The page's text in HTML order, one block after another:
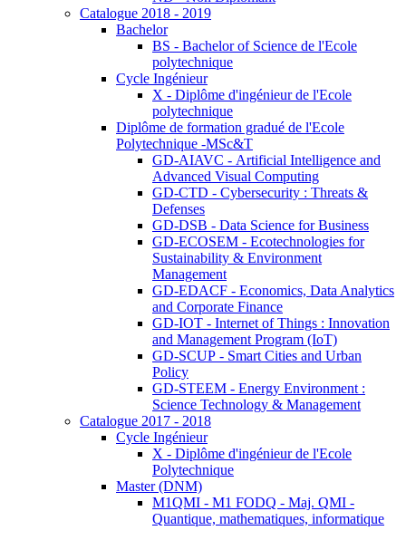
Catalogue 2018 - 2019
Bachelor
BS - Bachelor of Science de l'Ecole
polytechnique
Cycle Ingénieur
X - Diplôme d'ingénieur de l'Ecole
polytechnique
Diplôme de formation gradué de l'Ecole
Polytechnique -MSc&T
GD-AIAVC - Artificial Intelligence and
Advanced Visual Computing
GD-CTD - Cybersecurity : Threats &
Defenses
GD-DSB - Data Science for Business
GD-ECOSEM - Ecotechnologies for
Sustainability & Environment
Management
GD-EDACF - Economics, Data Analytics
and Corporate Finance
GD-IOT - Internet of Things : Innovation
and Management Program (IoT)
GD-SCUP - Smart Cities and Urban
Policy
GD-STEEM - Energy Environment :
Science Technology & Management
Catalogue 2017 - 2018
Cycle Ingénieur
X - Diplôme d'ingénieur de l'Ecole
Polytechnique
Master (DNM)
M1QMI - M1 FODQ - Maj. QMI -
Quantique, mathematiques, informatique